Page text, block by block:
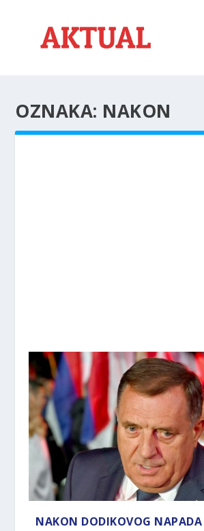
OZNAKA: NAKON
NAKON DODIKOVOG